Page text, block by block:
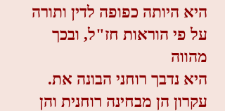
היא היותה כפופה לדין ותורה
על פי הוראות חז"ל, ובכך
מהווה
.היא נדבך רוחני הבונה את
עקרון הן מבחינה רוחנית והן